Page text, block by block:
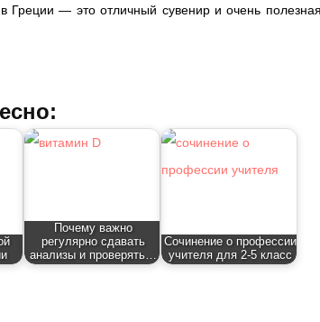
Греции — это отличный сувенир и очень
Почему важно
регулярно сдавать
анализы и проверять…
Сочинение о профессии
учителя для 2-5 класс